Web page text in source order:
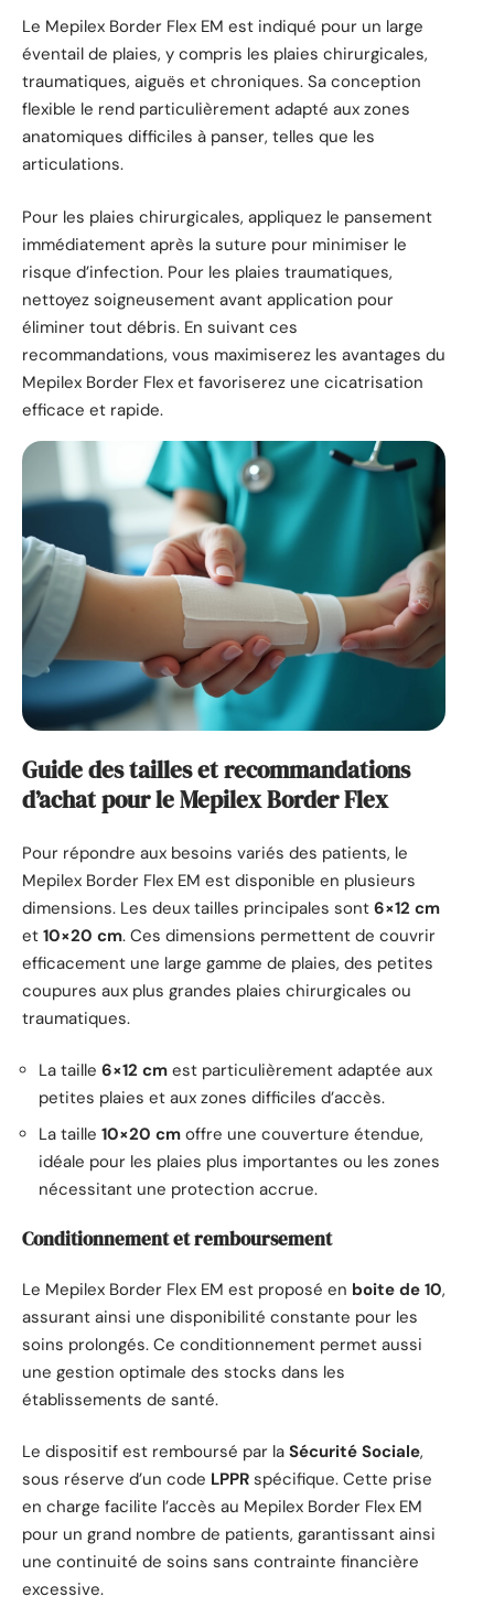
Le Mepilex Border Flex EM est indiqué pour un large
éventail de plaies, y compris les plaies chirurgicales,
traumatiques, aiguës et chroniques. Sa conception
flexible le rend particulièrement adapté aux zones
anatomiques difficiles à panser, telles que les
articulations.
Pour les plaies chirurgicales, appliquez le pansement
immédiatement après la suture pour minimiser le
risque d’infection. Pour les plaies traumatiques,
nettoyez soigneusement avant application pour
éliminer tout débris. En suivant ces
recommandations, vous maximiserez les avantages du
Mepilex Border Flex et favoriserez une cicatrisation
efficace et rapide.
Guide des tailles et recommandations
d’achat pour le Mepilex Border Flex
Pour répondre aux besoins variés des patients, le
Mepilex Border Flex EM est disponible en plusieurs
dimensions. Les deux tailles principales sont 6×12 cm
et 10×20 cm. Ces dimensions permettent de couvrir
efficacement une large gamme de plaies, des petites
coupures aux plus grandes plaies chirurgicales ou
traumatiques.
La taille 6×12 cm est particulièrement adaptée aux
petites plaies et aux zones difficiles d’accès.
La taille 10×20 cm offre une couverture étendue,
idéale pour les plaies plus importantes ou les zones
nécessitant une protection accrue.
Conditionnement et remboursement
Le Mepilex Border Flex EM est proposé en boite de 10,
assurant ainsi une disponibilité constante pour les
soins prolongés. Ce conditionnement permet aussi
une gestion optimale des stocks dans les
établissements de santé.
Le dispositif est remboursé par la Sécurité Sociale,
sous réserve d’un code LPPR spécifique. Cette prise
en charge facilite l’accès au Mepilex Border Flex EM
pour un grand nombre de patients, garantissant ainsi
une continuité de soins sans contrainte financière
excessive.